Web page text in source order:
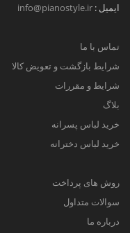
ایمیل : info@pianostyle.ir
تماس با ما
شرایط بازگشت و تعویض کالا
شرایط و مقررات
بلاگ
خرید لباس پسرانه
خرید لباس دخترانه
روش های پرداخت
سوالات متداول
درباره ما